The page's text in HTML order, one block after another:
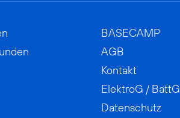
BASECAMP
AGB
Kontakt
ElektroG / BattG
Datenschutz